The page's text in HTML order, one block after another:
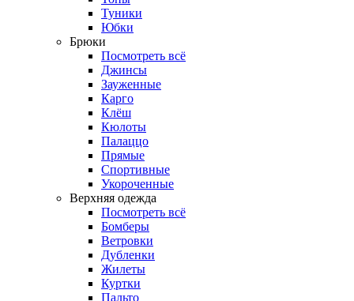
Туники
Юбки
Брюки
Посмотреть всё
Джинсы
Зауженные
Карго
Клёш
Кюлоты
Палаццо
Прямые
Спортивные
Укороченные
Верхняя одежда
Посмотреть всё
Бомберы
Ветровки
Дубленки
Жилеты
Куртки
Пальто